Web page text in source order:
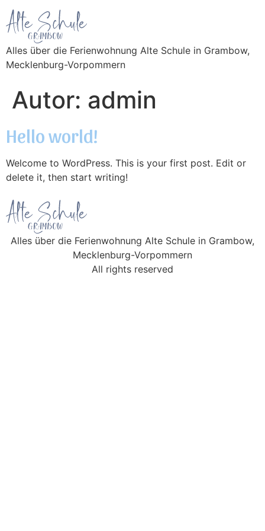
Alles über die Ferienwohnung Alte Schule in Grambow,
Mecklenburg-Vorpommern
Autor: admin
Hello world!
Welcome to WordPress. This is your first post. Edit or
delete it, then start writing!
Alles über die Ferienwohnung Alte Schule in Grambow,
Mecklenburg-Vorpommern
All rights reserved